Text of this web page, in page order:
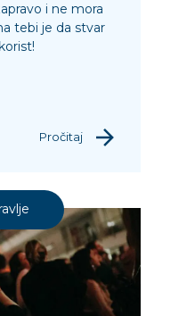
i ne mora
tebi je da stvar
Pročitaj